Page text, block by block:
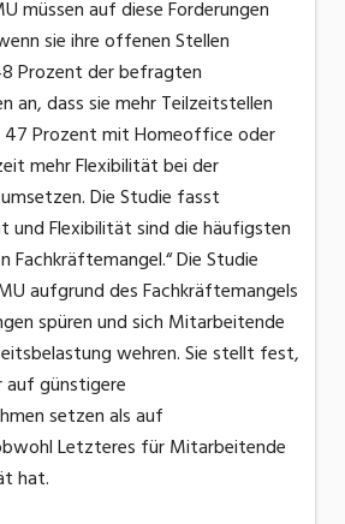
müssen auf diese Forderungen
sie ihre offenen Stellen
Prozent der befragten
an, dass sie mehr Teilzeitstellen
47 Prozent mit Homeoffice oder
mehr Flexibilität bei der
Die Studie fasst
und Flexibilität sind die häufigsten
Fachkräftemangel.“ Die Studie
aufgrund des Fachkräftemangels
spüren und sich Mitarbeitende
wehren. Sie stellt fest,
auf günstigere
setzen als auf
Letzteres für Mitarbeitende
hat.